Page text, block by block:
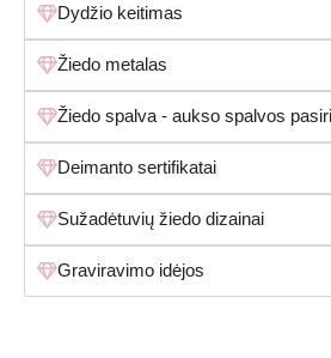
Dydžio keitimas
Žiedo metalas
Žiedo spalva - aukso spalvos
Deimanto sertifikatai
Sužadėtuvių žiedo dizainai
Graviravimo idėjos